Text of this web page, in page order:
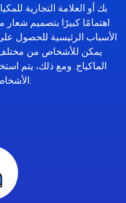
بك أو العلامة التجارية
اهتمامًا كبيرًا بتصميم شعار
الأسباب الرئيسية للحصول على
يمكن للأشخاص من مختلف
الماكياج. ومع ذلك، يتم
الأشخاص/الصناعات.